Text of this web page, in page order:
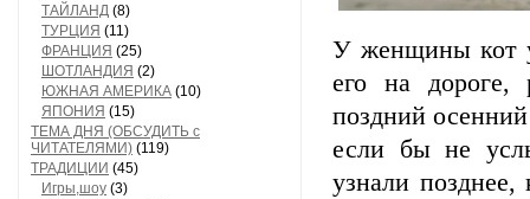
ТАЙЛАНД (8)
ТУРЦИЯ (11)
ФРАНЦИЯ (25)
ШОТЛАНДИЯ (2)
ЮЖНАЯ АМЕРИКА (10)
ЯПОНИЯ (15)
ТЕМА ДНЯ (ОБСУДИТЬ с
ЧИТАТЕЛЯМИ) (119)
ТРАДИЦИИ (45)
Игры,шоу (3)
У женщины кот
его на дороге,
поздний
если бы не
узнали